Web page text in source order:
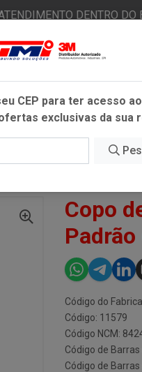
DENTRO DO
Já é cliente? -
ESTÉTICA
PADRÃO 650ML - 3M
Copo
Código do
Código: 11579
Código NCM:
Código de
Código de
CEP para ter acesso
exclusivas da sua